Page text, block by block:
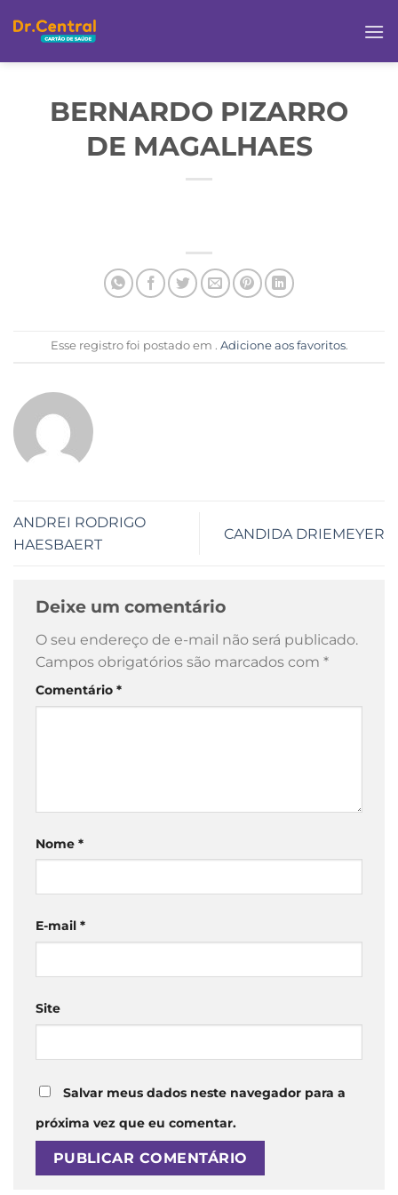
BERNARDO PIZARRO
DE MAGALHAES
Esse registro foi postado em . Adicione aos favoritos.
ANDREI RODRIGO
HAESBAERT
CANDIDA DRIEMEYER
Deixe um comentário
O seu endereço de e-mail não será publicado.
Campos obrigatórios são marcados com *
Comentário *
Nome *
E-mail *
Site
Salvar meus dados neste navegador para a
próxima vez que eu comentar.